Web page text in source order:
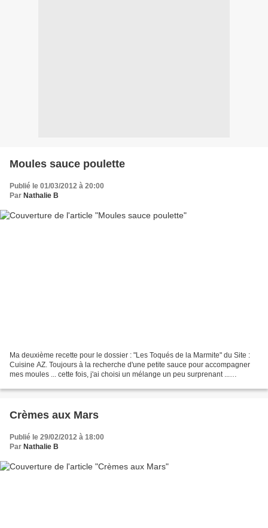
Moules sauce poulette
Publié le 01/03/2012 à 20:00
Par Nathalie B
Ma deuxième recette pour le dossier : "Les Toqués de la Marmite" du Site :
Cuisine AZ. Toujours à la recherche d'une petite sauce pour accompagner
mes moules ... cette fois, j'ai choisi un mélange un peu surprenant ...
Crèmes aux Mars
Publié le 29/02/2012 à 18:00
Par Nathalie B